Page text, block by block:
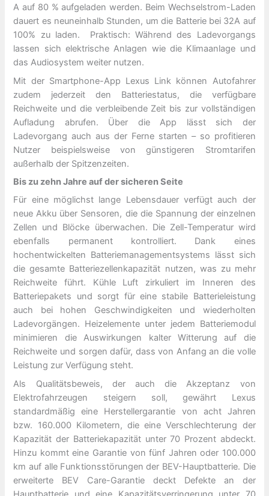
A auf 80 % aufgeladen werden. Beim Wechselstrom-Laden
dauert es neuneinhalb Stunden, um die Batterie bei 32A auf
100% zu laden. Praktisch: Während des Ladevorgangs
lassen sich elektrische Anlagen wie die Klimaanlage und
das Audiosystem weiter nutzen.
Mit der Smartphone-App Lexus Link können Autofahrer
zudem jederzeit den Batteriestatus, die verfügbare
Reichweite und die verbleibende Zeit bis zur vollständigen
Aufladung abrufen. Über die App lässt sich der
Ladevorgang auch aus der Ferne starten – so profitieren
Nutzer beispielsweise von günstigeren Stromtarifen
außerhalb der Spitzenzeiten.
Bis zu zehn Jahre auf der sicheren Seite
Für eine möglichst lange Lebensdauer verfügt auch der
neue Akku über Sensoren, die die Spannung der einzelnen
Zellen und Blöcke überwachen. Die Zell-Temperatur wird
ebenfalls permanent kontrolliert. Dank eines
hochentwickelten Batteriemanagementsystems lässt sich
die gesamte Batteriezellenkapazität nutzen, was zu mehr
Reichweite führt. Kühle Luft zirkuliert im Inneren des
Batteriepakets und sorgt für eine stabile Batterieleistung
auch bei hohen Geschwindigkeiten und wiederholten
Ladevorgängen. Heizelemente unter jedem Batteriemodul
minimieren die Auswirkungen kalter Witterung auf die
Reichweite und sorgen dafür, dass von Anfang an die volle
Leistung zur Verfügung steht.
Als Qualitätsbeweis, der auch die Akzeptanz von
Elektrofahrzeugen steigern soll, gewährt Lexus
standardmäßig eine Herstellergarantie von acht Jahren
bzw. 160.000 Kilometern, die eine Verschlechterung der
Kapazität der Batteriekapazität unter 70 Prozent abdeckt.
Hinzu kommt eine Garantie von fünf Jahren oder 100.000
km auf alle Funktionsstörungen der BEV-Hauptbatterie. Die
erweiterte BEV Care-Garantie deckt Defekte an der